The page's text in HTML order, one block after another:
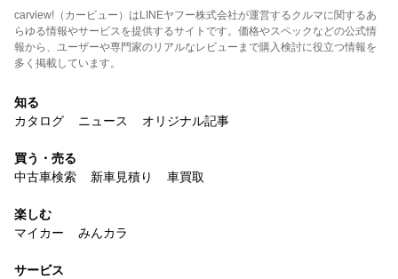
carview!（カービュー）はLINEヤフー株式会社が運営するクルマに関するあ
らゆる情報やサービスを提供するサイトです。価格やスペックなどの公式情
報から、ユーザーや専門家のリアルなレビューまで購入検討に役立つ情報を
多く掲載しています。
知る
カタログ
ニュース オリジナル記事
買う・売る
中古車検索
新車見積り 車買取
楽しむ
マイカー
みんカラ
サービス